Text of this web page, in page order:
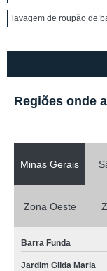
lavagem de roupão de
Regiões onde
Minas Gerais
Zona Oeste
Barra Funda
Jardim Gilda Maria